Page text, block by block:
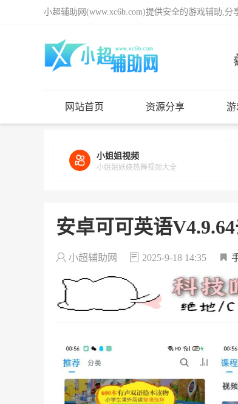
小超辅助网(www.xc6b.com)提供安全的游戏辅助,
网站首页 资源分享
小姐姐视频
小姐姐妖娆热舞视频大全
安卓可可英语
小超辅助网 2025-9-18 14:35